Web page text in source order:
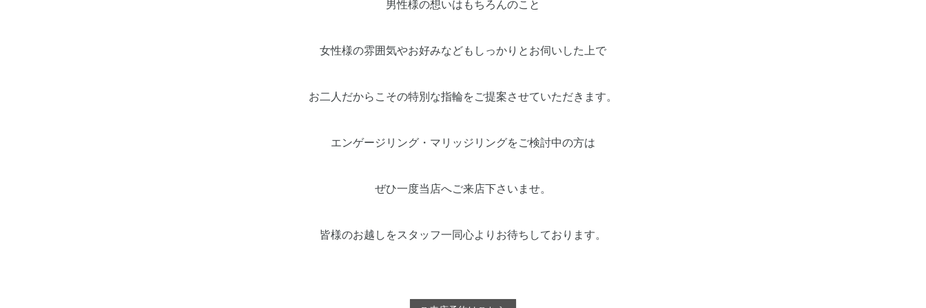
男性様の想いはもちろんのこと
女性様の雰囲気やお好みなどもしっかりとお伺いした上で
お二人だからこその特別な指輪をご提案させていただきます。
エンゲージリング・マリッジリングをご検討中の方は
ぜひ一度当店へご来店下さいませ。
皆様のお越しをスタッフ一同心よりお待ちしております。